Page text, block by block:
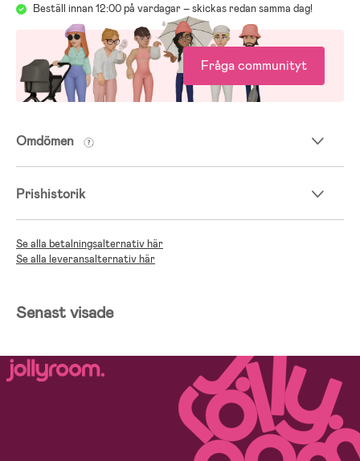
Tvättråd:Tvättas i 40°. Får ej blekas, kloreras, strykas eller
kemtvättas. Torkas stående.
Oeko-Tex-certifierad och klassad som medicinteknisk produkt
Beställ innan 12:00 på vardagar – skickas redan samma dag!
Fråga communityt
Omdömen
Prishistorik
Se alla betalningsalternativ här
Se alla leveransalternativ här
Senast visade